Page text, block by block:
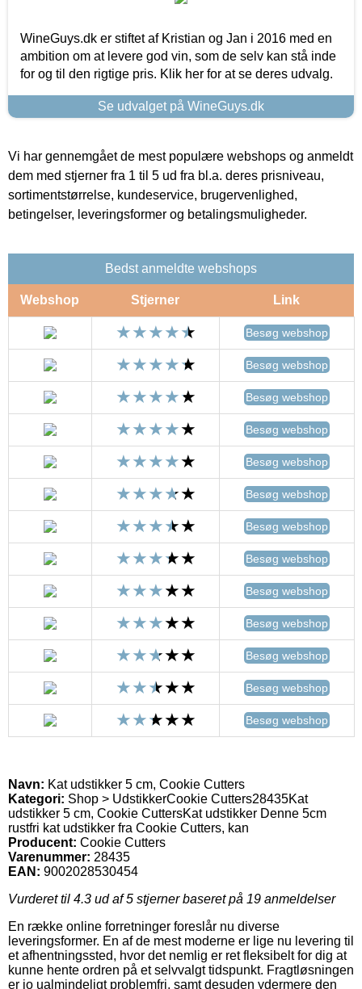
WineGuys.dk er stiftet af Kristian og Jan i 2016 med en
ambition om at levere god vin, som de selv kan stå inde
for og til den rigtige pris. Klik her for at se deres udvalg.
Se udvalget på WineGuys.dk
Vi har gennemgået de mest populære webshops og anmeldt
dem med stjerner fra 1 til 5 ud fra bl.a. deres prisniveau,
sortimentstørrelse, kundeservice, brugervenlighed,
betingelser, leveringsformer og betalingsmuligheder.
Bedst anmeldte webshops
Webshop Stjerner Link
Besøg webshop
Besøg webshop
Besøg webshop
Besøg webshop
Besøg webshop
Besøg webshop
Besøg webshop
Besøg webshop
Besøg webshop
Besøg webshop
Besøg webshop
Besøg webshop
Besøg webshop
Navn: Kat udstikker 5 cm, Cookie Cutters
Kategori: Shop > UdstikkerCookie Cutters28435Kat
udstikker 5 cm, Cookie CuttersKat udstikker Denne 5cm
rustfri kat udstikker fra Cookie Cutters, kan
Producent: Cookie Cutters
Varenummer: 28435
EAN: 9002028530454
Vurderet til 4.3 ud af 5 stjerner baseret på 19 anmeldelser
En række online forretninger foreslår nu diverse
leveringsformer. En af de mest moderne er lige nu levering til
et afhentningssted, hvor det nemlig er ret fleksibelt for dig at
kunne hente ordren på et selvvalgt tidspunkt. Fragtløsningen
er jo ualmindeligt problemfri, samt desuden ydermere den